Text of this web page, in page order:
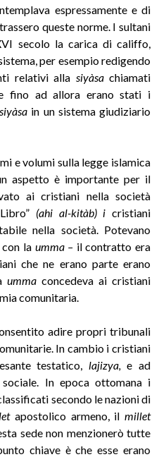
espressamente e di
queste norme. I sultani
secolo la carica di califfo,
per esempio redigendo
relativi alla siyàsachiamati
fino ad allora erano stati i
siyàsa in un sistema giudiziario
e volumi sulla legge islamica
aspetto è importante per il
ai cristiani nella società
(ahi al-kitàb) i cristiani
nella società. Potevano
la umma – il contratto era
che ne erano parte erano
umma concedeva ai cristiani
comunitaria.
adire propri tribunali
In cambio i cristiani
testatico, lajizya,e ad
In epoca ottomana i
secondo le nazioni di
apostolico armeno, il millet
sede non menzionerò tutte
chiave è che esse erano